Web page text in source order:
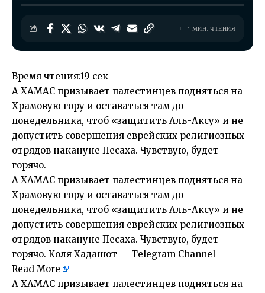
1 МИН. ЧТЕНИЯ
Время чтения:19 сек
А ХАМАС призывает палестинцев подняться на
Храмовую гору и оставаться там до
понедельника, чтоб «защитить Аль-Аксу» и не
допустить совершения еврейских религиозных
отрядов накануне Песаха. Чувствую, будет
горячо.
А ХАМАС призывает палестинцев подняться на
Храмовую гору и оставаться там до
понедельника, чтоб «защитить Аль-Аксу» и не
допустить совершения еврейских религиозных
отрядов накануне Песаха. Чувствую, будет
горячо. Коля Хадашот — Telegram Channel
Read More
А ХАМАС призывает палестинцев подняться на